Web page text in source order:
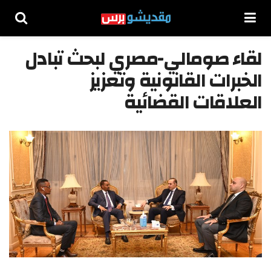
لقاء صومالي-مصري لبحث تبادل
الخبرات القانونية وتعزيز
العلاقات القضائية